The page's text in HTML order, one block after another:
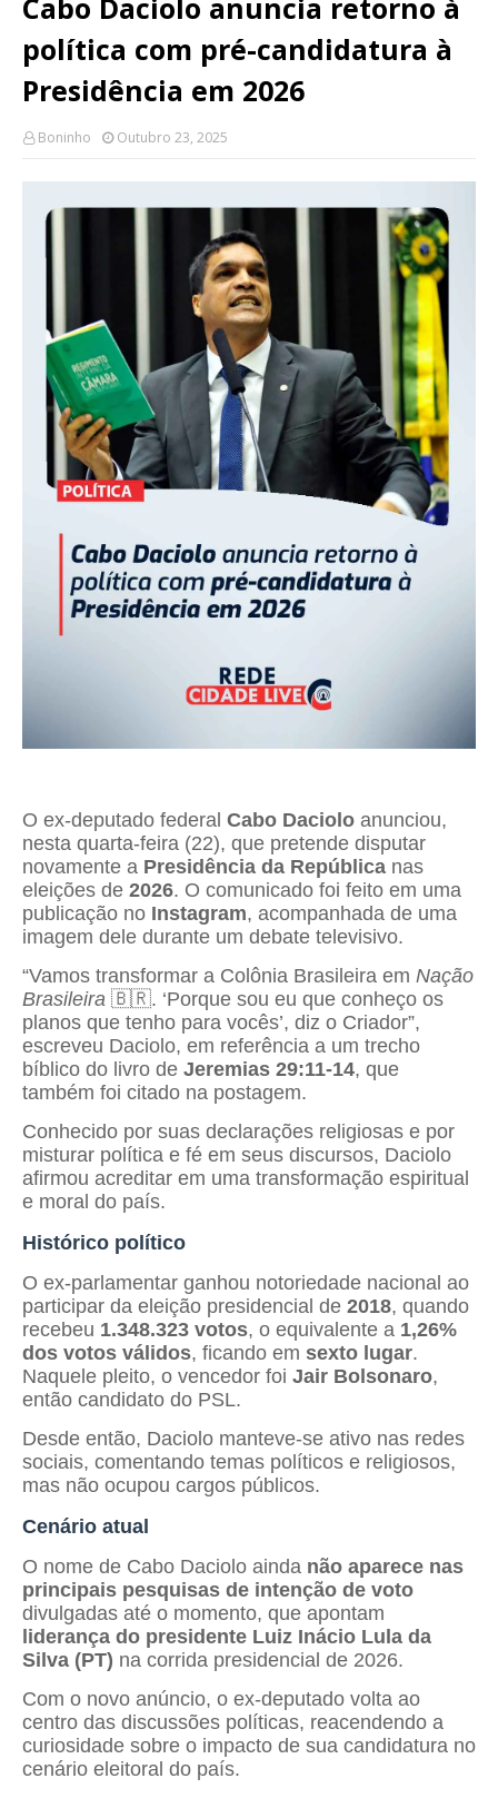
Cabo Daciolo anuncia retorno à
política com pré-candidatura à
Presidência em 2026
Boninho Outubro 23, 2025
O ex-deputado federal Cabo Daciolo anunciou,
nesta quarta-feira (22), que pretende disputar
novamente a Presidência da República nas
eleições de 2026. O comunicado foi feito em uma
publicação no Instagram, acompanhada de uma
imagem dele durante um debate televisivo.
“Vamos transformar a Colônia Brasileira em Nação
Brasileira 🇧🇷. ‘Porque sou eu que conheço os
planos que tenho para vocês’, diz o Criador”,
escreveu Daciolo, em referência a um trecho
bíblico do livro de Jeremias 29:11-14, que
também foi citado na postagem.
Conhecido por suas declarações religiosas e por
misturar política e fé em seus discursos, Daciolo
afirmou acreditar em uma transformação espiritual
e moral do país.
Histórico político
O ex-parlamentar ganhou notoriedade nacional ao
participar da eleição presidencial de 2018, quando
recebeu 1.348.323 votos, o equivalente a 1,26%
dos votos válidos, ficando em sexto lugar.
Naquele pleito, o vencedor foi Jair Bolsonaro,
então candidato do PSL.
Desde então, Daciolo manteve-se ativo nas redes
sociais, comentando temas políticos e religiosos,
mas não ocupou cargos públicos.
Cenário atual
O nome de Cabo Daciolo ainda não aparece nas
principais pesquisas de intenção de voto
divulgadas até o momento, que apontam
liderança do presidente Luiz Inácio Lula da
Silva (PT) na corrida presidencial de 2026.
Com o novo anúncio, o ex-deputado volta ao
centro das discussões políticas, reacendendo a
curiosidade sobre o impacto de sua candidatura no
cenário eleitoral do país.